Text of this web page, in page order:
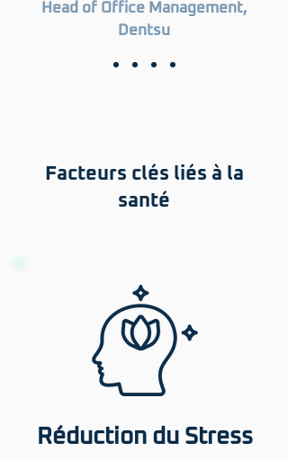
Head of Office Management,
Dentsu
Facteurs clés liés à la
santé
Réduction du Stress